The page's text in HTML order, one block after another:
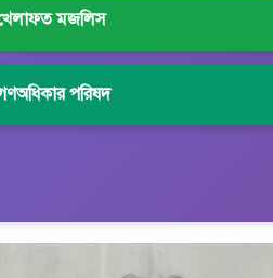
মজলিস
পরিষদ